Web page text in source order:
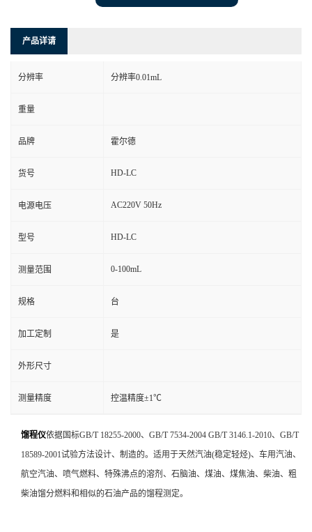
产品详请
分辨率 分辨率0.01mL
重量
品牌 霍尔德
货号 HD-LC
电源电压 AC220V 50Hz
型号 HD-LC
测量范围 0-100mL
规格 台
加工定制 是
外形尺寸
测量精度 控温精度±1℃
馏程仪依据国标GB/T 18255-2000、GB/T 7534-2004 GB/T 3146.1-2010、GB/T
18589-2001试验方法设计、制造的。适用于天然汽油(稳定轻烃)、车用汽油、
航空汽油、喷气燃料、特殊沸点的溶剂、石脑油、煤油、煤焦油、柴油、粗
柴油馏分燃料和相似的石油产品的馏程测定。